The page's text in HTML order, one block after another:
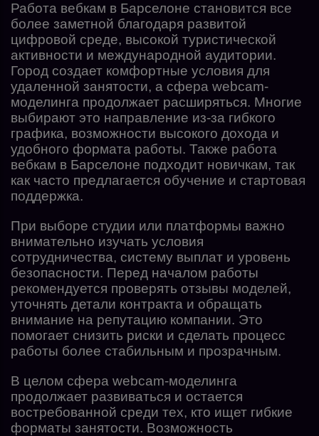
Работа вебкам в Барселоне становится все
более заметной благодаря развитой
цифровой среде, высокой туристической
активности и международной аудитории.
Город создает комфортные условия для
удаленной занятости, а сфера webcam-
моделинга продолжает расширяться. Многие
выбирают это направление из-за гибкого
графика, возможности высокого дохода и
удобного формата работы. Также работа
вебкам в Барселоне подходит новичкам, так
как часто предлагается обучение и стартовая
поддержка.
При выборе студии или платформы важно
внимательно изучать условия
сотрудничества, систему выплат и уровень
безопасности. Перед началом работы
рекомендуется проверять отзывы моделей,
уточнять детали контракта и обращать
внимание на репутацию компании. Это
помогает снизить риски и сделать процесс
работы более стабильным и прозрачным.
В целом сфера webcam-моделинга
продолжает развиваться и остается
востребованной среди тех, кто ищет гибкие
форматы занятости. Возможность